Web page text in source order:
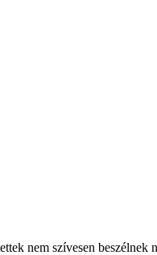
nem szívesen beszélnek